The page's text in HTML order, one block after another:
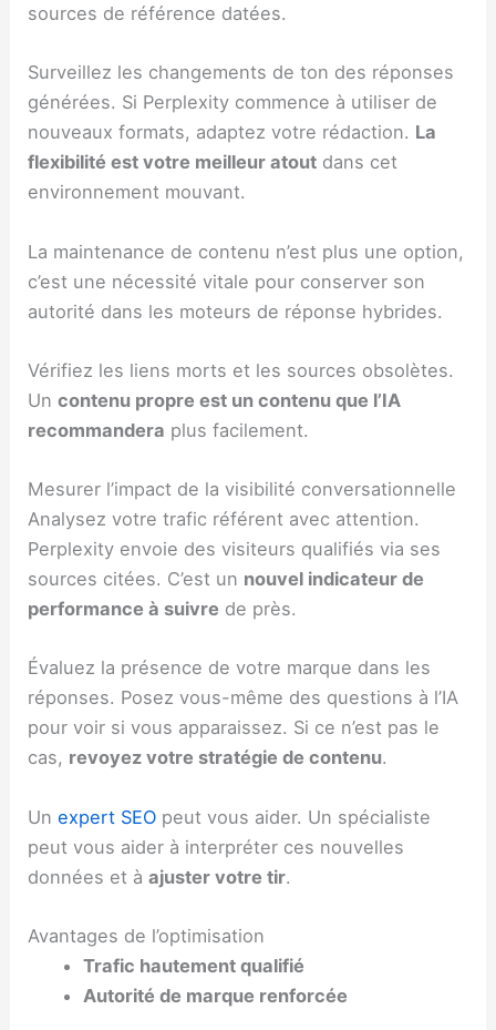
sources de référence datées.
Surveillez les changements de ton des réponses
générées. Si Perplexity commence à utiliser de
nouveaux formats, adaptez votre rédaction. La
flexibilité est votre meilleur atout dans cet
environnement mouvant.
La maintenance de contenu n’est plus une option,
c’est une nécessité vitale pour conserver son
autorité dans les moteurs de réponse hybrides.
Vérifiez les liens morts et les sources obsolètes.
Uncontenu propre est un contenu que l’IA
recommandera plus facilement.
Mesurer l’impact de la visibilité conversationnelle
Analysez votre trafic référent avec attention.
Perplexity envoie des visiteurs qualifiés via ses
sources citées. C’est un nouvel indicateur de
performance à suivre de près.
Évaluez la présence de votre marque dans les
réponses. Posez vous-même des questions à l’IA
pour voir si vous apparaissez. Si ce n’est pas le
cas, revoyez votre stratégie de contenu.
Unexpert SEO peut vous aider. Un spécialiste
peut vous aider à interpréter ces nouvelles
données et àajuster votre tir.
Avantages de l’optimisation
Trafic hautement qualifié
Autorité de marque renforcée